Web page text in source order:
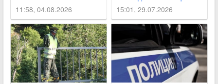
11:58, 04.08.2026 15:01, 29.07.2026